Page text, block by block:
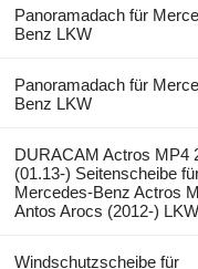
Panoramadach für
Benz LKW
Panoramadach für
Benz LKW
DURACAM Actros MP4
(01.13-) Seitenscheibe
Mercedes-Benz Actros
Antos Arocs (2012-) LKW
Windschutzscheibe für